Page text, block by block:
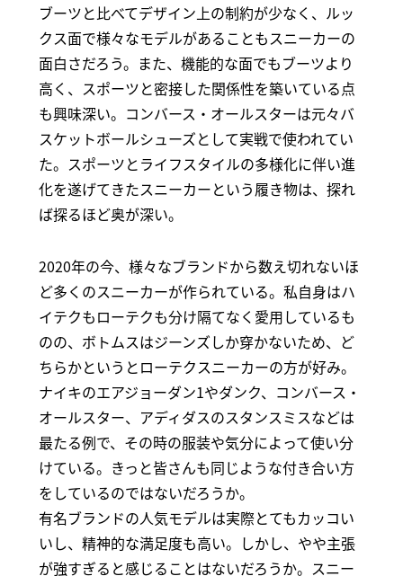
ブーツと比べてデザイン上の制約が少なく、ルッ
クス面で様々なモデルがあることもスニーカーの
面白さだろう。また、機能的な面でもブーツより
高く、スポーツと密接した関係性を築いている点
も興味深い。コンバース・オールスターは元々バ
スケットボールシューズとして実戦で使われてい
た。スポーツとライフスタイルの多様化に伴い進
化を遂げてきたスニーカーという履き物は、探れ
ば探るほど奥が深い。
2020年の今、様々なブランドから数え切れないほ
ど多くのスニーカーが作られている。私自身はハ
イテクもローテクも分け隔てなく愛用しているも
のの、ボトムスはジーンズしか穿かないため、ど
ちらかというとローテクスニーカーの方が好み。
ナイキのエアジョーダン1やダンク、コンバース・
オールスター、アディダスのスタンスミスなどは
最たる例で、その時の服装や気分によって使い分
けている。きっと皆さんも同じような付き合い方
をしているのではないだろうか。
有名ブランドの人気モデルは実際とてもカッコい
いし、精神的な満足度も高い。しかし、やや主張
が強すぎると感じることはないだろうか。スニー